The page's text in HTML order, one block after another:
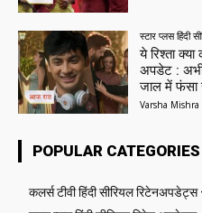
स्टार प्लस हिंदी
ये रिश्ता
अपडेट :
जाल में फंसा
Varsha Mishra
POPULAR CATEGORIES
कलर्स टीवी हिंदी सीरियल रिटेनअपडेट्स